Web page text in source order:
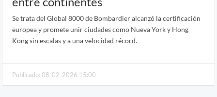
Se trata del Global 8000 de Bombardier alcanzó la certificación
europea y promete unir ciudades como Nueva York y Hong
Kong sin escalas y a una velocidad récord.
Publicado: 08-02-2026 15:00